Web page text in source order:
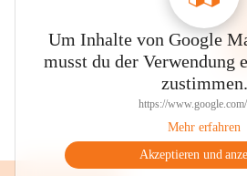
Um Inhalte von Google
musst du der Verwendung
zustimmen.
https://
Mehr erfahren
Akzeptieren und